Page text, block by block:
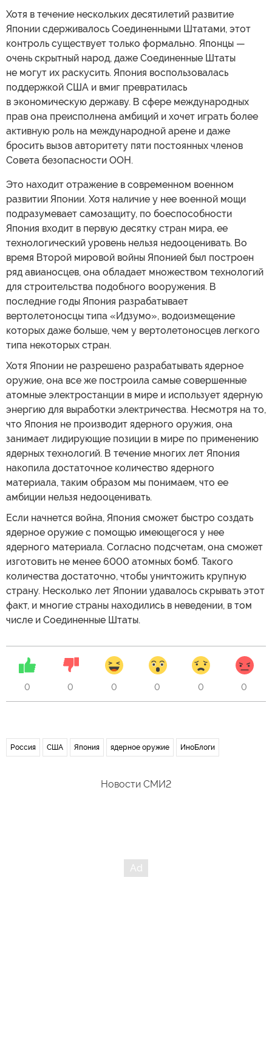
Хотя в течение нескольких десятилетий развитие
Японии сдерживалось Соединенными Штатами, этот
контроль существует только формально. Японцы —
очень скрытный народ, даже Соединенные Штаты
не могут их раскусить. Япония воспользовалась
поддержкой США и вмиг превратилась
в экономическую державу. В сфере международных
прав она преисполнена амбиций и хочет играть более
активную роль на международной арене и даже
бросить вызов авторитету пяти постоянных членов
Совета безопасности ООН.
Это находит отражение в современном военном
развитии Японии. Хотя наличие у нее военной мощи
подразумевает самозащиту, по боеспособности
Япония входит в первую десятку стран мира, ее
технологический уровень нельзя недооценивать. Во
время Второй мировой войны Японией был построен
ряд авианосцев, она обладает множеством технологий
для строительства подобного вооружения. В
последние годы Япония разрабатывает
вертолетоносцы типа «Идзумо», водоизмещение
которых даже больше, чем у вертолетоносцев легкого
типа некоторых стран.
Хотя Японии не разрешено разрабатывать ядерное
оружие, она все же построила самые совершенные
атомные электростанции в мире и использует ядерную
энергию для выработки электричества. Несмотря на то,
что Япония не производит ядерного оружия, она
занимает лидирующие позиции в мире по применению
ядерных технологий. В течение многих лет Япония
накопила достаточное количество ядерного
материала, таким образом мы понимаем, что ее
амбиции нельзя недооценивать.
Если начнется война, Япония сможет быстро создать
ядерное оружие с помощью имеющегося у нее
ядерного материала. Согласно подсчетам, она сможет
изготовить не менее 6000 атомных бомб. Такого
количества достаточно, чтобы уничтожить крупную
страну. Несколько лет Японии удавалось скрывать этот
факт, и многие страны находились в неведении, в том
числе и Соединенные Штаты.
0 0 0 0 0 0
Россия США Япония ядерное оружие ИноБлоги
Новости СМИ2